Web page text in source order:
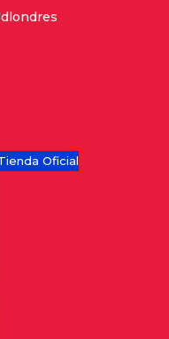
Oficial